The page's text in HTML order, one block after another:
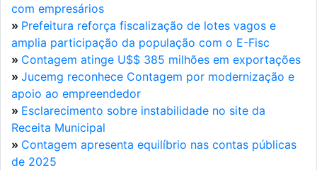
com empresários
» Prefeitura reforça fiscalização de lotes vagos e
amplia participação da população com o E-Fisc
» Contagem atinge U$$ 385 milhões em exportações
» Jucemg reconhece Contagem por modernização e
apoio ao empreendedor
» Esclarecimento sobre instabilidade no site da
Receita Municipal
» Contagem apresenta equilíbrio nas contas públicas
de 2025